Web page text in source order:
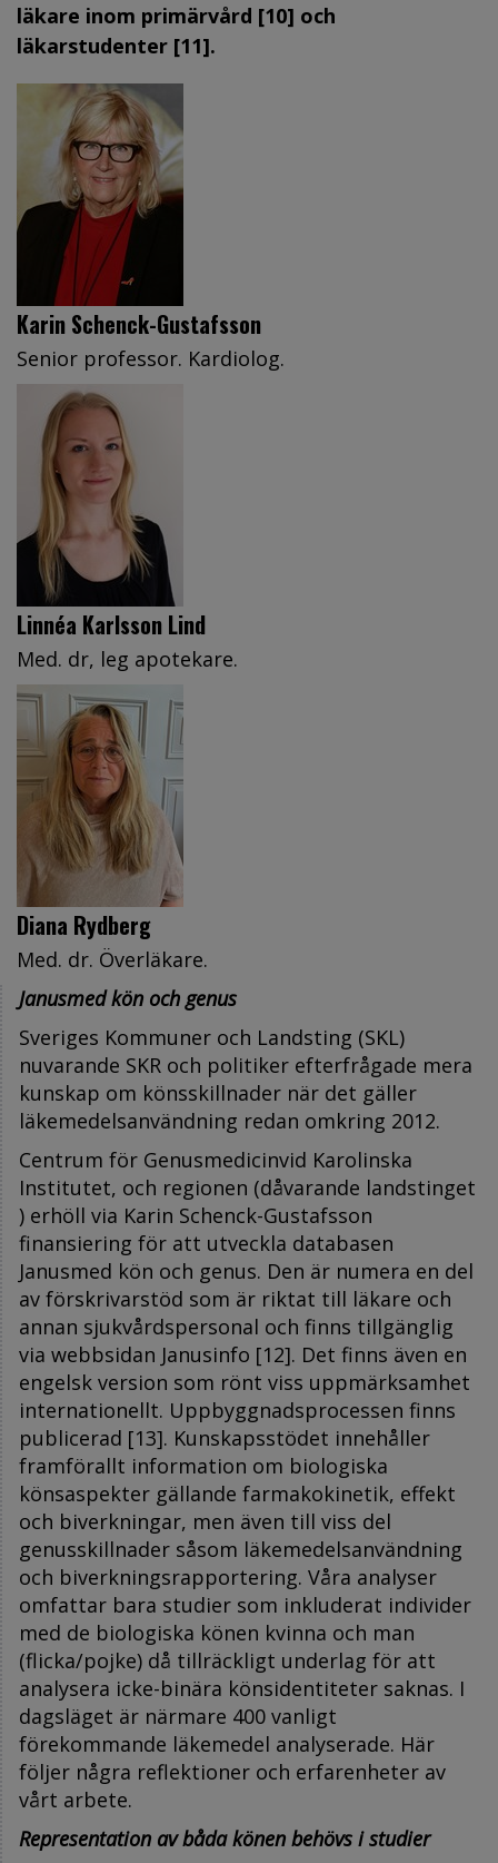
läkare inom primärvård [10] och
läkarstudenter [11].
Karin Schenck-Gustafsson
Senior professor. Kardiolog.
Linnéa Karlsson Lind
Med. dr, leg apotekare.
Diana Rydberg
Med. dr. Överläkare.
Janusmed kön och genus
Sveriges Kommuner och Landsting (SKL)
nuvarande SKR och politiker efterfrågade mera
kunskap om könsskillnader när det gäller
läkemedelsanvändning redan omkring 2012.
Centrum för Genusmedicinvid Karolinska
Institutet, och regionen (dåvarande landstinget
) erhöll via Karin Schenck-Gustafsson
finansiering för att utveckla databasen
Janusmed kön och genus. Den är numera en del
av förskrivarstöd som är riktat till läkare och
annan sjukvårdspersonal och finns tillgänglig
via webbsidan Janusinfo [12]. Det finns även en
engelsk version som rönt viss uppmärksamhet
internationellt. Uppbyggnadsprocessen finns
publicerad [13]. Kunskapsstödet innehåller
framförallt information om biologiska
könsaspekter gällande farmakokinetik, effekt
och biverkningar, men även till viss del
genusskillnader såsom läkemedelsanvändning
och biverkningsrapportering. Våra analyser
omfattar bara studier som inkluderat individer
med de biologiska könen kvinna och man
(flicka/pojke) då tillräckligt underlag för att
analysera icke-binära könsidentiteter saknas. I
dagsläget är närmare 400 vanligt
förekommande läkemedel analyserade. Här
följer några reflektioner och erfarenheter av
vårt arbete.
Representation av båda könen behövs i studier